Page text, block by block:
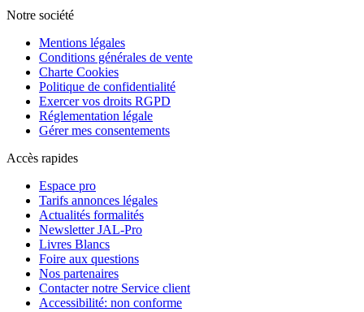
Notre société
Mentions légales
Conditions générales de vente
Charte Cookies
Politique de confidentialité
Exercer vos droits RGPD
Réglementation légale
Gérer mes consentements
Accès rapides
Espace pro
Tarifs annonces légales
Actualités formalités
Newsletter JAL-Pro
Livres Blancs
Foire aux questions
Nos partenaires
Contacter notre Service client
Accessibilité: non conforme